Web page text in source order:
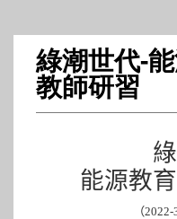
綠潮世代-
教師研習
能源教
（2022-